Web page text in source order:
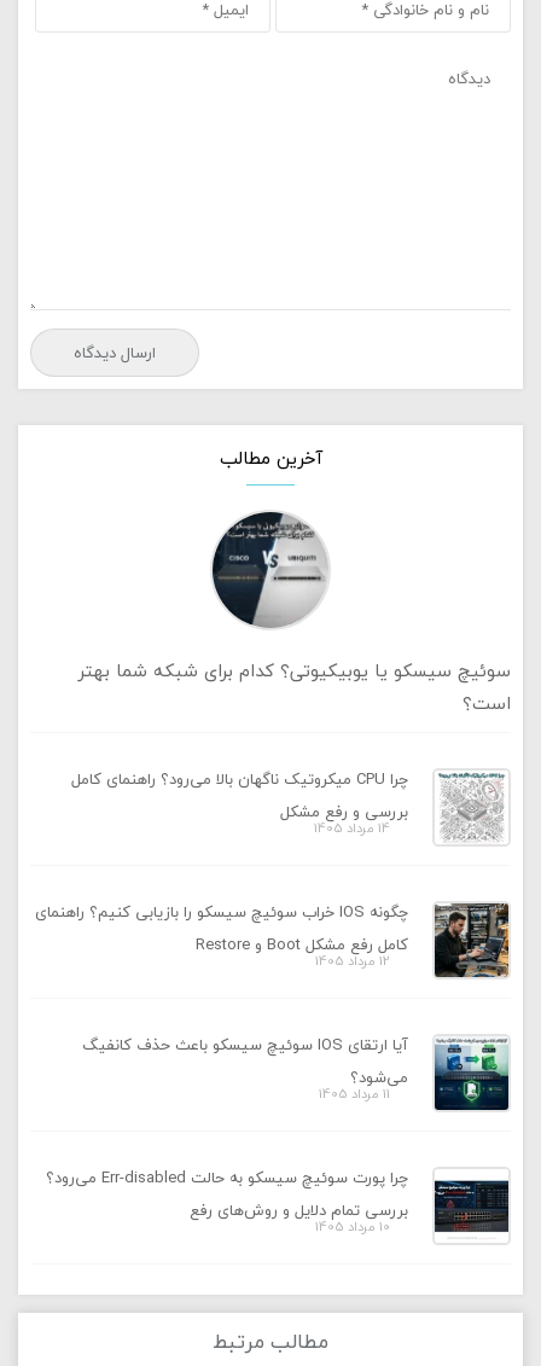
آخرین مطالب
سوئیچ سیسکو یا یوبیکیوتی؟ کدام برای شبکه شما بهتر
است؟
چرا CPU میکروتیک ناگهان بالا می‌رود؟ راهنمای کامل
بررسی و رفع مشکل
14 مرداد 1405
چگونه IOS خراب سوئیچ سیسکو را بازیابی کنیم؟ راهنمای
کامل رفع مشکل Boot و Restore
12 مرداد 1405
آیا ارتقای IOS سوئیچ سیسکو باعث حذف کانفیگ
می‌شود؟
11 مرداد 1405
چرا پورت سوئیچ سیسکو به حالت Err-disabled می‌رود؟
بررسی تمام دلایل و روش‌های رفع
10 مرداد 1405
مطالب مرتبط